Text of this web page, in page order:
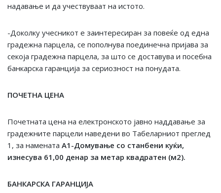
надавање и да учествуваат на истото.
-Доколку учесникот е заинтересиран за повеќе од една
градежна парцела, се пополнува поединечна пријава за
секоја градежна парцела, за што се доставува и посебна
банкарска гаранција за сериозност на понудата.
ПОЧЕТНА ЦЕНА
Почетната цена на електронското јавно наддавање за
градежните парцели наведени во Табеларниот преглед
1, за намената А1-Домување со станбени куќи,
изнесува 61 ,00 денар за метар квадратен (м2).
БАНКАРСКА ГАРАНЦИЈА